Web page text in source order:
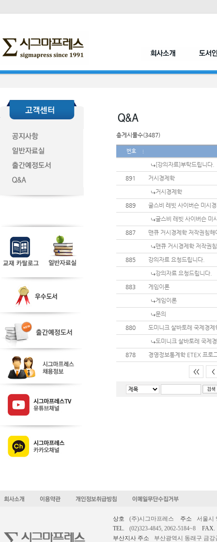
총게시물수(3487)
번호
[강의자료]부탁드립니다.
891
거시경제학
거시경제학
889
굴스비 레빗 사이버슨 미시
굴스비 레빗 사이버슨 미
887
맨큐 거시경제학 저작권침
맨큐 거시경제학 저작권
885
강의자료 요청드립니다.
강의자료 요청드립니다.
883
게임이론
게임이론
문의
880
도미니크 살바토레 국제경제
도미니크 살바토레 국제
878
경영정보통계학 ETEX 프로
<< <
상호 (주)시그마프레스 주소
서울시
TEL.
(02)323-4845, 2062-5184~8
FAX.
부산지사 주소
부산광역시 동래구 금강